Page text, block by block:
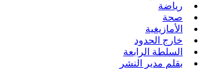
رياضة
صحة
الأمازيغية
خارج الحدود
السلطة الرابعة
بقلم مدير النشر